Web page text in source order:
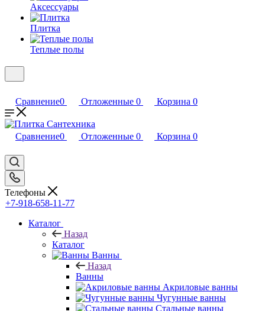
Аксессуары
Плитка
Теплые полы
Сравнение0 Отложенные 0 Корзина 0
Сравнение0 Отложенные 0 Корзина 0
Телефоны
+7-918-658-11-77
Каталог
Назад
Каталог
Ванны
Назад
Ванны
Акриловые ванны
Чугунные ванны
Стальные ванны